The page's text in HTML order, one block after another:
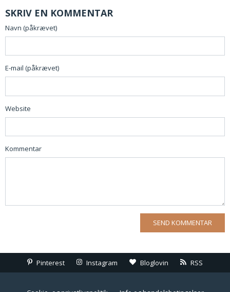
SKRIV EN KOMMENTAR
Navn (påkrævet)
E-mail (påkrævet)
Website
Kommentar
Pinterest Instagram Bloglovin RSS